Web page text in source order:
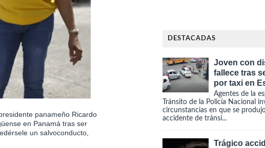
panameño Ricardo
en Panamá tras ser
un salvoconducto,
DESTACADAS
Joven con
fallece tras
por taxi en
Agentes de la
Tránsito de la Policía Nacional
circunstancias en que se
accidente de tránsi...
Trágico